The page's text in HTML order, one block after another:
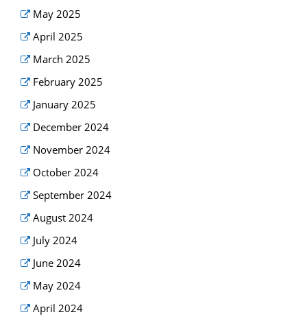
May 2025
April 2025
March 2025
February 2025
January 2025
December 2024
November 2024
October 2024
September 2024
August 2024
July 2024
June 2024
May 2024
April 2024